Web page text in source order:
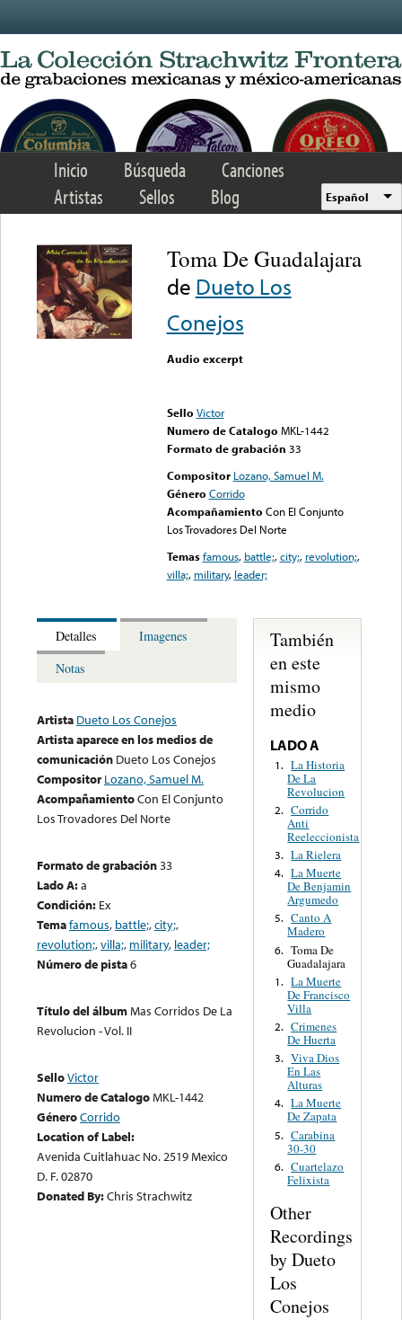
Inicio Búsqueda
Canciones
Artistas
Sellos Blog Español
Toma De Guadalajara
de Dueto Los
Conejos
Audio excerpt
Sello Victor
Numero de Catalogo MKL-1442
Formato de grabación 33
Compositor Lozano, Samuel M.
Género Corrido
Acompañamiento Con El Conjunto
Los Trovadores Del Norte
Temas famous, battle;,city;, revolution;,
villa;, military, leader;
Detalles
Imagenes
Notas
Artista Dueto Los Conejos
Artista aparece en los medios de
comunicación Dueto Los Conejos
Compositor Lozano, Samuel M.
AcompañamientoCon El Conjunto
Los Trovadores Del Norte
Formato de grabación33
Lado A:a
Condición: Ex
Temafamous, battle;,city;,
revolution;,villa;, military, leader;
Número de pista6
Título del álbumMas Corridos De La
Revolucion - Vol. II
SelloVictor
Numero de CatalogoMKL-1442
GéneroCorrido
Location of Label:
Avenida Cuitlahuac No. 2519 Mexico
D. F. 02870
Donated By:Chris Strachwitz
También
en este
mismo
medio
LADO A
1. La Historia
De La
Revolucion
2. Corrido
Anti
Reeleccionista
3. La Rielera
4. La Muerte
De Benjamin
Argumedo
5. Canto A
Madero
6. Toma De
Guadalajara
1. La Muerte
De Francisco
Villa
2. Crimenes
De Huerta
3. Viva Dios
En Las
Alturas
4. La Muerte
De Zapata
5. Carabina
30-30
6. Cuartelazo
Felixista
Other
Recordings
by Dueto
Los
Conejos